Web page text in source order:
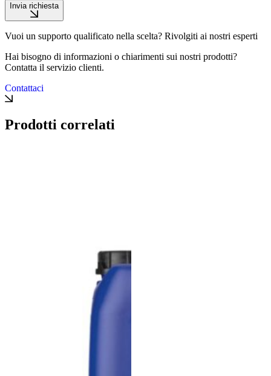
Invia richiesta
Vuoi un supporto qualificato nella scelta? Rivolgiti ai nostri esperti
Hai bisogno di informazioni o chiarimenti sui nostri prodotti?
Contatta il servizio clienti.
Contattaci
Prodotti correlati